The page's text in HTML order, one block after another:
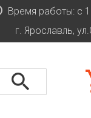
Время работы: с
г. Ярославль,